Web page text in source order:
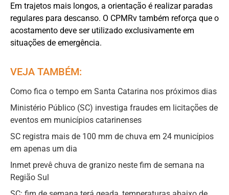
Em trajetos mais longos, a orientação é realizar paradas
regulares para descanso. O CPMRv também reforça que o
acostamento deve ser utilizado exclusivamente em
situações de emergência.
VEJA TAMBÉM:
Como fica o tempo em Santa Catarina nos próximos dias
Ministério Público (SC) investiga fraudes em licitações de
eventos em municípios catarinenses
SC registra mais de 100 mm de chuva em 24 municípios
em apenas um dia
Inmet prevê chuva de granizo neste fim de semana na
Região Sul